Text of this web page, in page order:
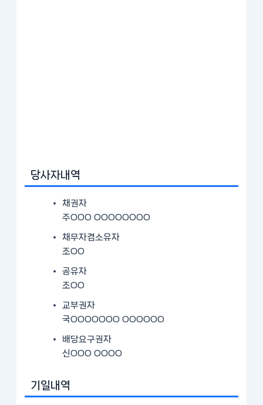
당사자내역
채권자
주OOO OOOOOOOO
채무자겸소유자
조OO
공유자
조OO
교부권자
국OOOOOOO OOOOOO
배당요구권자
신OOO OOOO
기일내역